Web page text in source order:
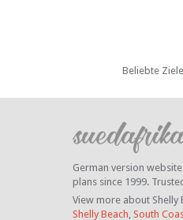
Beliebte
German version
plans since 1999.
View more about Shelly
Shelly Beach, South